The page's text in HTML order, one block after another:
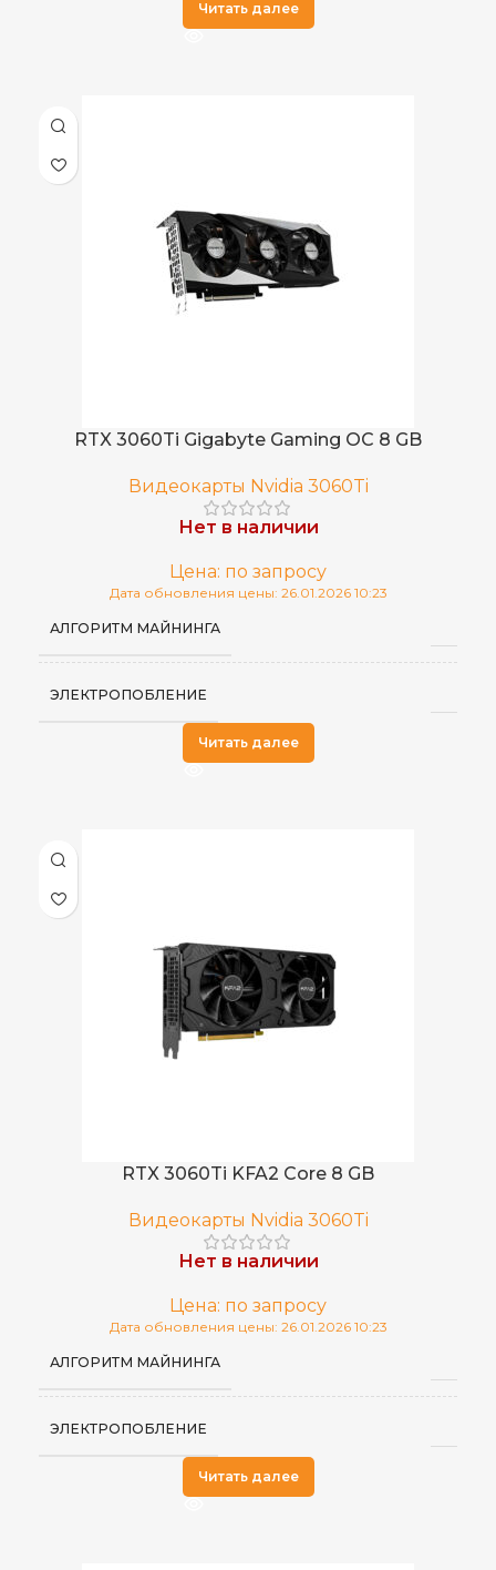
Читать далее
RTX 3060Ti Gigabyte Gaming OC 8 GB
Видеокарты Nvidia 3060Ti
Нет в наличии
Цена: по запросу
Дата обновления цены: 26.01.2026 10:23
АЛГОРИТМ МАЙНИНГА
ЭЛЕКТРОПОБЛЕНИЕ
Читать далее
RTX 3060Ti KFA2 Core 8 GB
Видеокарты Nvidia 3060Ti
Нет в наличии
Цена: по запросу
Дата обновления цены: 26.01.2026 10:23
АЛГОРИТМ МАЙНИНГА
ЭЛЕКТРОПОБЛЕНИЕ
Читать далее